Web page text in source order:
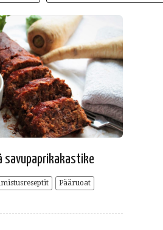
savupaprikakastike
Pääruoat